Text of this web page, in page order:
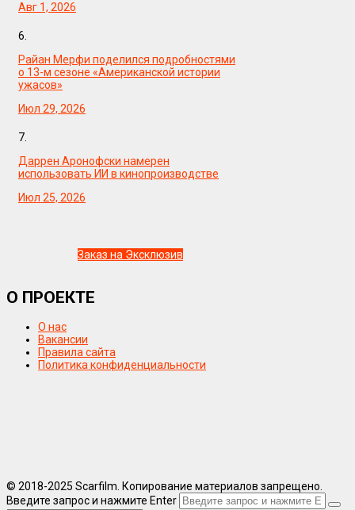
Авг 1, 2026
6.
Райан Мерфи поделился подробностями
о 13-м сезоне «Американской истории
ужасов»
Июл 29, 2026
7.
Даррен Аронофски намерен
использовать ИИ в кинопроизводстве
Июл 25, 2026
Заказ на Эксклюзив
О ПРОЕКТЕ
О нас
Вакансии
Правила сайта
Политика конфиденциальности
© 2018-2025 Scarfilm. Копирование материалов запрещено.
Введите запрос и нажмите Enter